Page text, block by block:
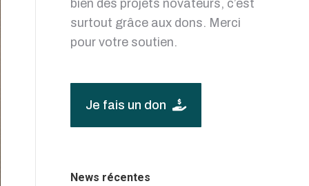
bien des projets novateurs, c’est
surtout grâce aux dons. Merci
pour votre soutien.
Je fais un don
News récentes